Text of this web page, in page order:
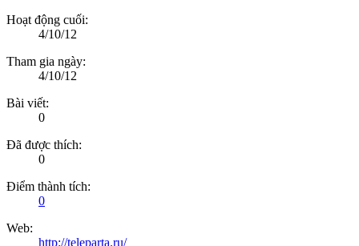
Hoạt động cuối:
4/10/12
Tham gia ngày:
4/10/12
Bài viết:
0
Đã được thích:
0
Điểm thành tích:
0
Web:
http://teleparta.ru/